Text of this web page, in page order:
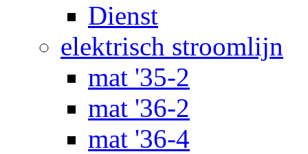
Dienst
elektrisch stroomlijn
mat '35-2
mat '36-2
mat '36-4